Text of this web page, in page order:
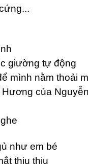
giường tự động
mình nằm thoải
Hương của
như em bé
thiu thiu